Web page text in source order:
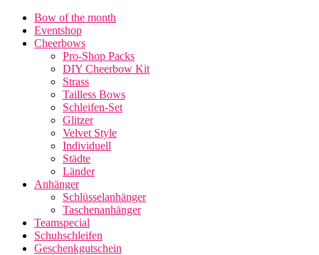
Bow of the month
Eventshop
Cheerbows
Pro-Shop Packs
DIY Cheerbow Kit
Strass
Tailless Bows
Schleifen-Set
Glitzer
Velvet Style
Individuell
Städte
Länder
Anhänger
Schlüsselanhänger
Taschenanhänger
Teamspecial
Schuhschleifen
Geschenkgutschein